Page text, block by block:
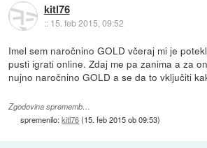
kitl76
:: 15. feb 2015, 09:52
Imel sem naročnino GOLD včeraj mi je
pusti igrati online. Zdaj me pa zanima a za
nujno naročnino GOLD a se da to vključiti
Zgodovina sprememb…
spremenilo:kitl76(15. feb 2015 ob 09:53)